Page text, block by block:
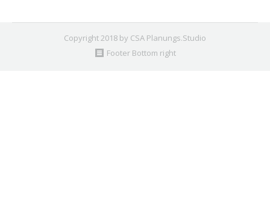
Copyright 2018 by CSA Planungs.Studio
Footer Bottom right